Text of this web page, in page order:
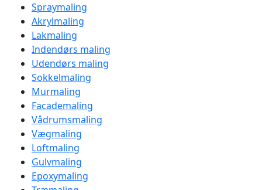
Spraymaling
Akrylmaling
Lakmaling
Indendørs maling
Udendørs maling
Sokkelmaling
Murmaling
Facademaling
Vådrumsmaling
Vægmaling
Loftmaling
Gulvmaling
Epoxymaling